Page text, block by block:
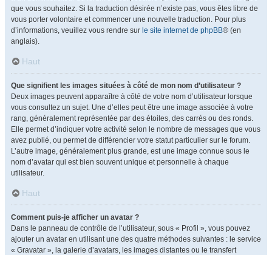
que vous souhaitez. Si la traduction désirée n’existe pas, vous êtes libre de
vous porter volontaire et commencer une nouvelle traduction. Pour plus
d’informations, veuillez vous rendre sur le site internet de phpBB® (en
anglais).
Haut
Que signifient les images situées à côté de mon nom d’utilisateur ?
Deux images peuvent apparaître à côté de votre nom d’utilisateur lorsque
vous consultez un sujet. Une d’elles peut être une image associée à votre
rang, généralement représentée par des étoiles, des carrés ou des ronds.
Elle permet d’indiquer votre activité selon le nombre de messages que vous
avez publié, ou permet de différencier votre statut particulier sur le forum.
L’autre image, généralement plus grande, est une image connue sous le
nom d’avatar qui est bien souvent unique et personnelle à chaque
utilisateur.
Haut
Comment puis-je afficher un avatar ?
Dans le panneau de contrôle de l’utilisateur, sous « Profil », vous pouvez
ajouter un avatar en utilisant une des quatre méthodes suivantes : le service
« Gravatar », la galerie d’avatars, les images distantes ou le transfert